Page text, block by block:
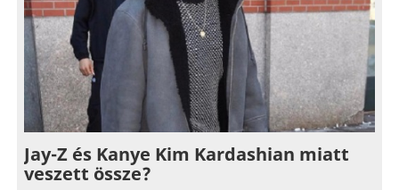
Jay-Z és Kanye Kim Kardashian miatt
veszett össze?